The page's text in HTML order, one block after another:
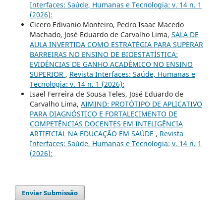
Interfaces: Saúde, Humanas e Tecnologia: v. 14 n. 1
(2026):
Cicero Edivanio Monteiro, Pedro Isaac Macedo
Machado, José Eduardo de Carvalho Lima, SALA DE
AULA INVERTIDA COMO ESTRATÉGIA PARA SUPERAR
BARREIRAS NO ENSINO DE BIOESTATÍSTICA:
EVIDÊNCIAS DE GANHO ACADÊMICO NO ENSINO
SUPERIOR , Revista Interfaces: Saúde, Humanas e
Tecnologia: v. 14 n. 1 (2026):
Isael Ferreira de Sousa Teles, José Eduardo de
Carvalho Lima, AIMIND: PROTÓTIPO DE APLICATIVO
PARA DIAGNÓSTICO E FORTALECIMENTO DE
COMPETÊNCIAS DOCENTES EM INTELIGÊNCIA
ARTIFICIAL NA EDUCAÇÃO EM SAÚDE , Revista
Interfaces: Saúde, Humanas e Tecnologia: v. 14 n. 1
(2026):
Enviar Submissão